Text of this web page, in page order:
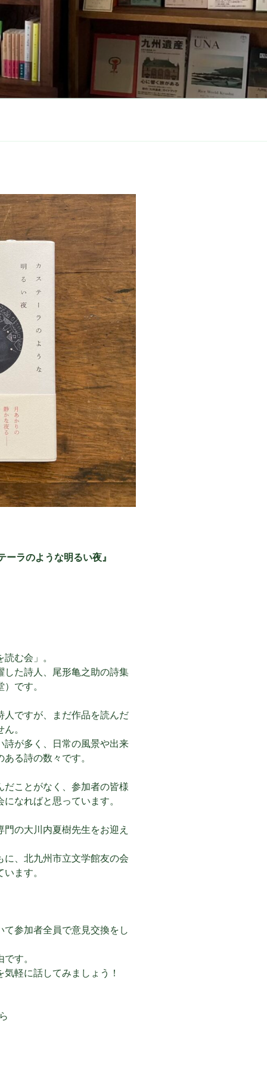
ラのような明るい夜』
む会」。
た詩人、尾形亀之助の詩集
です。
ですが、まだ作品を読んだ
。
が多く、日常の風景や出来
る詩の数々です。
ことがなく、参加者の皆様
なればと思っています。
の大川内夏樹先生をお迎え
、北九州市立文学館友の会
ます。
参加者全員で意見交換をし
す。
軽に話してみましょう！